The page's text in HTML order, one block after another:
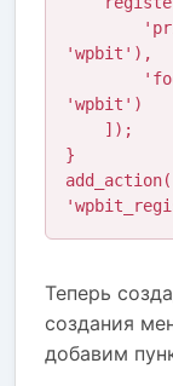
'wpbit'),
'wpbit')
}
Теперь
создания
добавим